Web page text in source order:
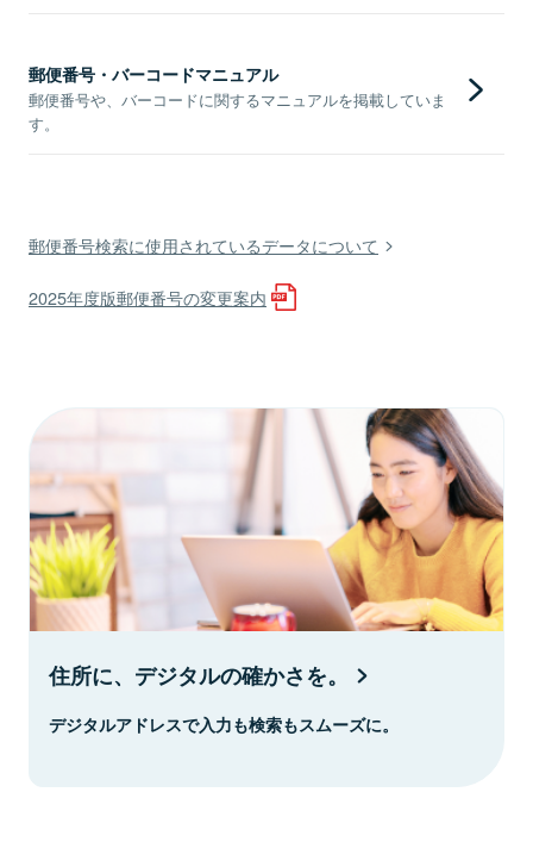
郵便番号・バーコードマニュアル
郵便番号や、バーコードに関するマニュアルを掲載していま
す。
郵便番号検索に使用されているデータについて
2025年度版郵便番号の変更案内
住所に、デジタルの確かさを。
デジタルアドレスで入力も検索もスムーズに。